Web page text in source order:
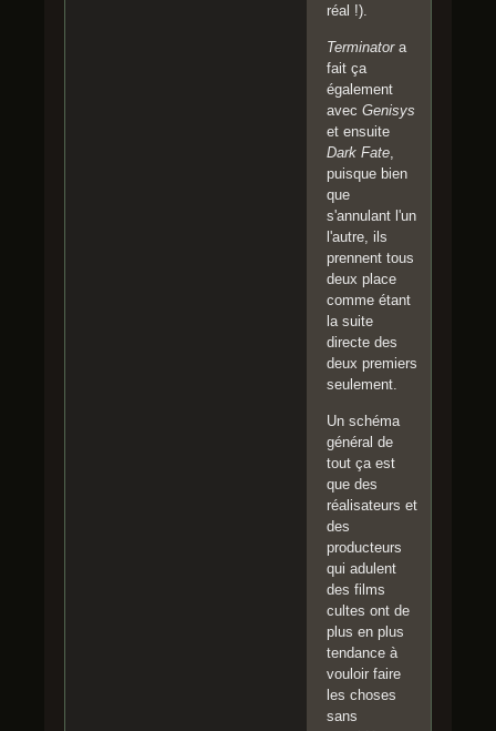
réal !).
Terminatora
fait ça
également
avec Genisys
et ensuite
Dark Fate
puisque bien
que
s'annulant l'un
l'autre, ils
prennent tous
deux place
comme étant
la suite
directe des
deux premiers
seulement.
Un schéma
général de
tout ça est
que des
réalisateurs et
des
producteurs
qui adulent
des films
cultes ont de
plus en plus
tendance à
vouloir faire
les choses
sans